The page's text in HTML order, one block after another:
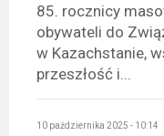
85. rocznicy
obywateli do
w Kazachstanie,
przeszłość i...
10 października 2025 - 10:14